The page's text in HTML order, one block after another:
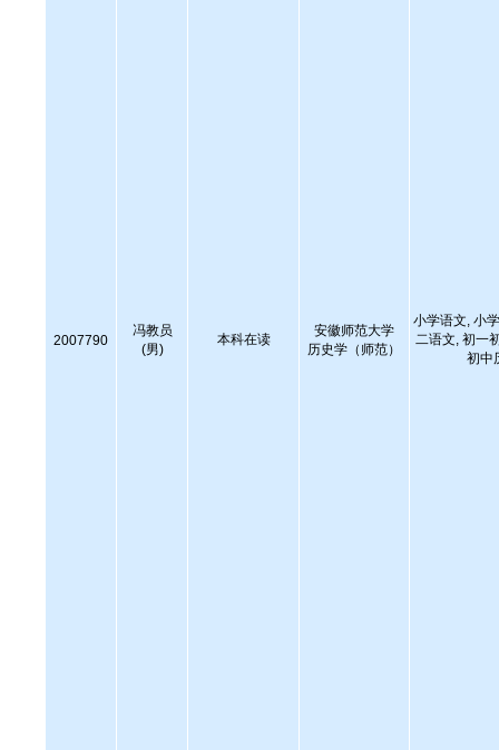
2007790
冯教员
(男)
本科在读
安徽师范大学
历史学（师范）
小学语文, 小
二语文, 初一
初中